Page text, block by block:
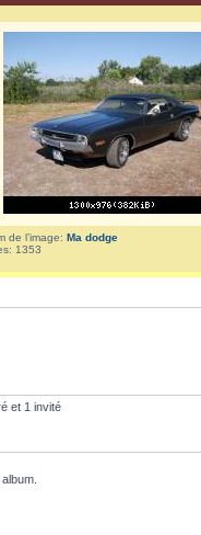
de l’image: Ma dodge
1353
et 1 invité